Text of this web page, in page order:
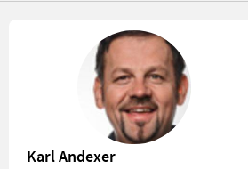
Karl Andexer